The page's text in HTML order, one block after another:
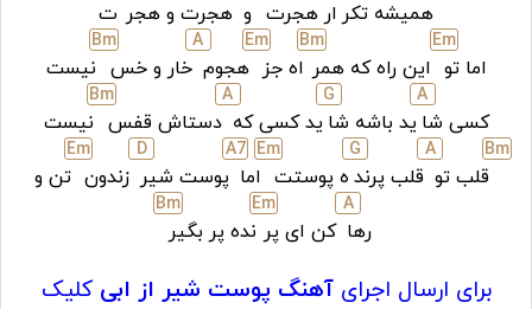
همیشه تکر ار هجرت و هجرت و هجر ت
اما تو
Em
این راه که همر
Bm
اه جز
Em
هجوم
A
خار و خس
Bm
نیست
کسی شا
A
ید باشه شا
G
ید کسی که
A
دستاش قفس
Bm
نیست
Bm
قلب تو
A
قلب پرند
G
ه پوستت
Em
اما
A7
پوست شیر
D
زندون
Em
تن و
رها
A
کن ای پر
Em
نده پر بگیر
Bm
برای ارسال اجرایآهنگ پوست شیر از ابی کلیک